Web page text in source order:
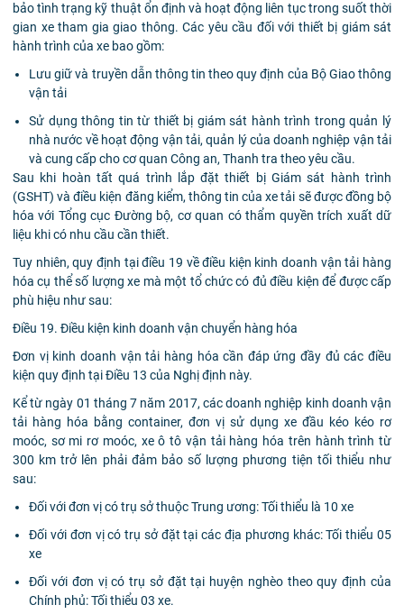
bảo tình trạng kỹ thuật ổn định và hoạt động liên tục trong suốt thời
gian xe tham gia giao thông. Các yêu cầu đối với thiết bị giám sát
hành trình của xe bao gồm:
Lưu giữ và truyền dẫn thông tin theo quy định của Bộ Giao thông
vận tải
Sử dụng thông tin từ thiết bị giám sát hành trình trong quản lý
nhà nước về hoạt động vận tải, quản lý của doanh nghiệp vận tải
và cung cấp cho cơ quan Công an, Thanh tra theo yêu cầu.
Sau khi hoàn tất quá trình lắp đặt thiết bị Giám sát hành trình
(GSHT) và điều kiện đăng kiểm, thông tin của xe tải sẽ được đồng bộ
hóa với Tổng cục Đường bộ, cơ quan có thẩm quyền trích xuất dữ
liệu khi có nhu cầu cần thiết.
Tuy nhiên, quy định tại điều 19 về điều kiện kinh doanh vận tải hàng
hóa cụ thể số lượng xe mà một tổ chức có đủ điều kiện để được cấp
phù hiệu như sau:
Điều 19. Điều kiện kinh doanh vận chuyển hàng hóa
Đơn vị kinh doanh vận tải hàng hóa cần đáp ứng đầy đủ các điều
kiện quy định tại Điều 13 của Nghị định này.
Kể từ ngày 01 tháng 7 năm 2017, các doanh nghiệp kinh doanh vận
tải hàng hóa bằng container, đơn vị sử dụng xe đầu kéo kéo rơ
moóc, sơ mi rơ moóc, xe ô tô vận tải hàng hóa trên hành trình từ
300 km trở lên phải đảm bảo số lượng phương tiện tối thiểu như
sau:
Đối với đơn vị có trụ sở thuộc Trung ương: Tối thiểu là 10 xe
Đối với đơn vị có trụ sở đặt tại các địa phương khác: Tối thiểu 05
xe
Đối với đơn vị có trụ sở đặt tại huyện nghèo theo quy định của
Chính phủ: Tối thiểu 03 xe.